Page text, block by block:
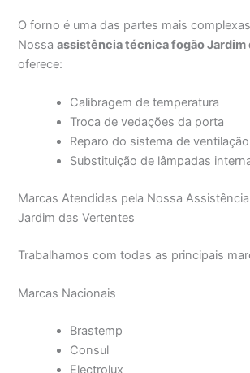
O forno é uma das partes mais
Nossaassistência técnica fogão Jardim
oferece:
Calibragem de temperatura
Troca de vedações da porta
Reparo do sistema de ventilação
Substituição de lâmpadas
Marcas Atendidas pela Nossa
Jardim das Vertentes
Trabalhamos com todas as principais
Marcas Nacionais
Brastemp
Consul
Electrolux